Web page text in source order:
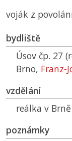
voják z
bydliště
Úsov čp. 27
Brno, Franz-
vzdělání
reálka v Brně
poznámky